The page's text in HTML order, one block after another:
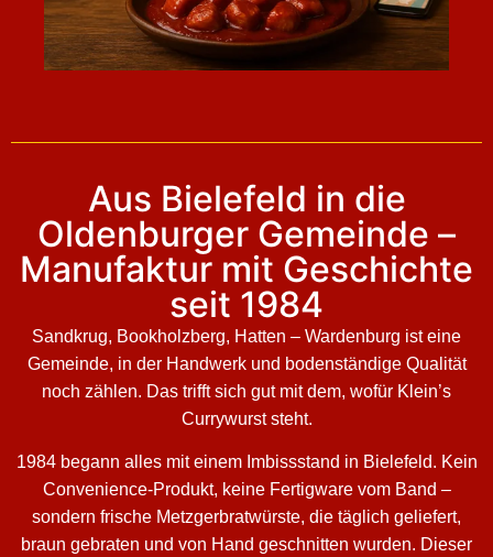
Aus Bielefeld in die
Oldenburger Gemeinde –
Manufaktur mit Geschichte
seit 1984
Sandkrug, Bookholzberg, Hatten – Wardenburg ist eine
Gemeinde, in der Handwerk und bodenständige Qualität
noch zählen. Das trifft sich gut mit dem, wofür Klein’s
Currywurst steht.
1984 begann alles mit einem Imbissstand in Bielefeld. Kein
Convenience-Produkt, keine Fertigware vom Band –
sondern frische Metzgerbratwürste, die täglich geliefert,
braun gebraten und von Hand geschnitten wurden. Dieser